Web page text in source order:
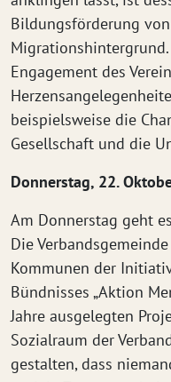
Bildungsförderung
Engagement des
beispielsweise die
Gesellschaft und die
Donnerstag, 22.
Am Donnerstag geht
Die
Kommunen der
Bündnisses „Aktion
Jahre ausgelegten
Sozialraum der
gestalten, dass